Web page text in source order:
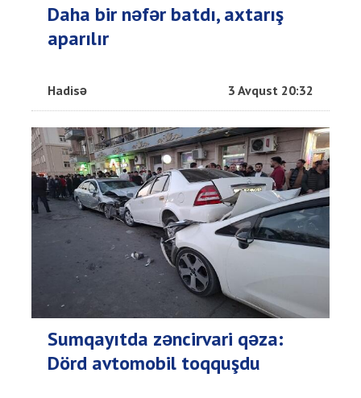
Daha bir nəfər batdı, axtarış
aparılır
Hadisə 3 Avqust 20:32
Sumqayıtda zəncirvari qəza:
Dörd avtomobil toqquşdu